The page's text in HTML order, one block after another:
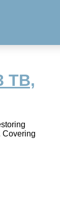
TB,
Covering